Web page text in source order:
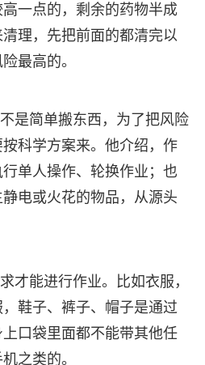
一点的，剩余的药物半成
理，先把前面的都清完以
最高的。
是简单搬东西，为了把风险
科学方案来。他介绍，作
单人操作、轮换作业；也
电或火花的物品，从源头
才能进行作业。比如衣服，
鞋子、裤子、帽子是通过
口袋里面都不能带其他任
之类的。